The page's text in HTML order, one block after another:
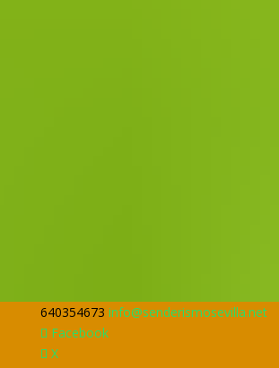
640354673 info@senderismosevilla.net
Facebook
X